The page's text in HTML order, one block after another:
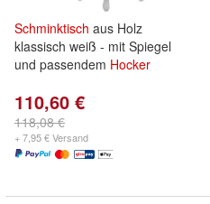
Schminktisch aus Holz
klassisch weiß - mit Spiegel
und passendem Hocker
110,60 €
118,08 €
+ 7,95 € Versand